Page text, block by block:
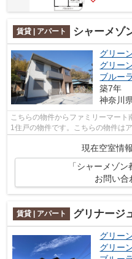
賃貸 | アパート シャーメゾ
グリー
グリー
ブルー
築7年
神奈川
こちらの物件からファミリーマー
1住戸の物件です。こちらの物件は
わしい、きれいな室内です。アーバ
現在空室情
「シャーメゾ
お問い合
賃貸 | アパート グリナージ
グリー
グリー